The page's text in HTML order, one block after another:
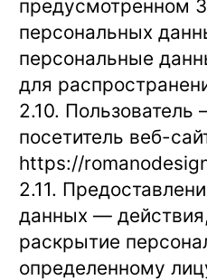
предусмотренном
персональных
персональные
для
2.10.
посетитель веб-
https://
2.11.
данных —
раскрытие
определенному